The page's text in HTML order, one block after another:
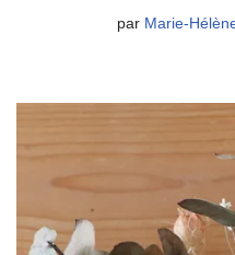
par Marie-